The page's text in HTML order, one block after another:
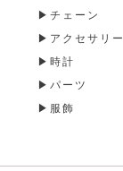
チェーン
アクセサリー
時計
パーツ
服飾